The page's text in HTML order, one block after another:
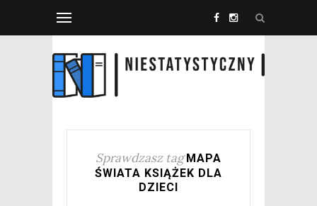
Sprawdzasz tag MAPA
ŚWIATA KSIĄŻEK DLA
DZIECI